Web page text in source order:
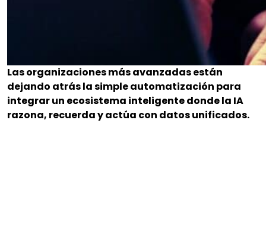
Las organizaciones más avanzadas están
dejando atrás la simple automatización para
integrar un ecosistema inteligente donde la IA
razona, recuerda y actúa con datos unificados.